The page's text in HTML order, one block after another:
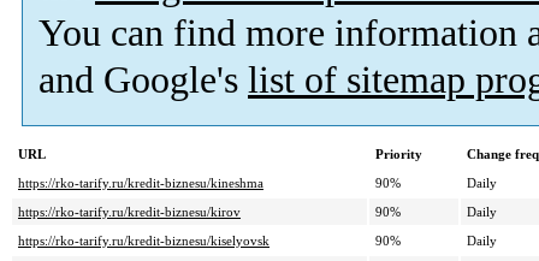
You can find more information
and Google's list of sitemap
URL Priority
Change
https://rko-tarify.ru/kredit-biznesu/kineshma
90%
Daily
https://rko-tarify.ru/kredit-biznesu/kirov
90%
Daily
https://rko-tarify.ru/kredit-biznesu/kiselyovsk
90%
Daily